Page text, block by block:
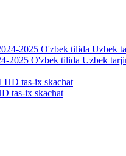
2025 O'zbek tilida Uzbek
tas-ix skachat